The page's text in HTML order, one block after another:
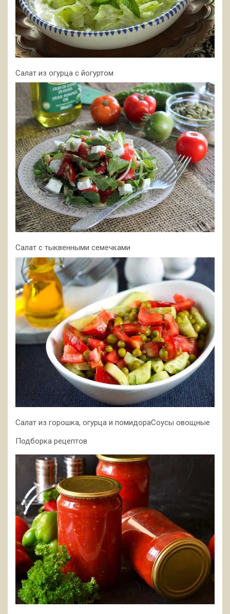
Салат из огурца с йогуртом
Салат с тыквенными семечками
Салат из горошка, огурца и помидораСоусы овощные
Подборка рецептов